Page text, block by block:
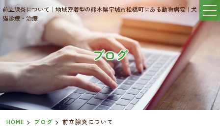
前立腺炎について｜地域密着型の熊本県宇城市松橋町にある動物病院｜犬
猫診療・治療
ブログ
HOME ブログ 前立腺炎について